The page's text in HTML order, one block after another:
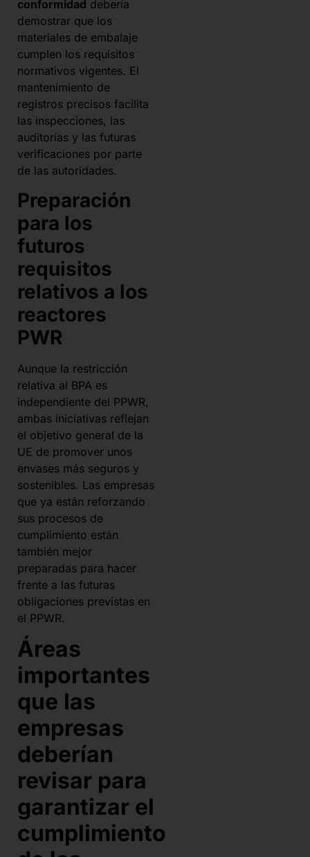
conformidad debería
demostrar que los
materiales de embalaje
cumplen los requisitos
normativos vigentes. El
mantenimiento de
registros precisos facilita
las inspecciones, las
auditorías y las futuras
verificaciones por parte
de las autoridades.
Preparación
para los
futuros
requisitos
relativos a los
reactores
PWR
Aunque la restricción
relativa al BPA es
independiente del PPWR,
ambas iniciativas reflejan
el objetivo general de la
UE de promover unos
envases más seguros y
sostenibles. Las empresas
que ya están reforzando
sus procesos de
cumplimiento están
también mejor
preparadas para hacer
frente a las futuras
obligaciones previstas en
el PPWR.
Áreas
importantes
que las
empresas
deberían
revisar para
garantizar el
cumplimiento